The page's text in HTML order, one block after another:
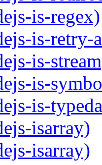
is-regex)
is-retry-
is-
is-
is-
isarray)
isarray)